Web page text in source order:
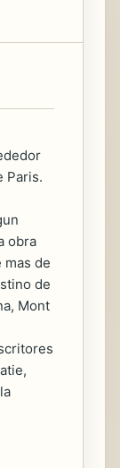
Paris.
obra
de
de
Mont